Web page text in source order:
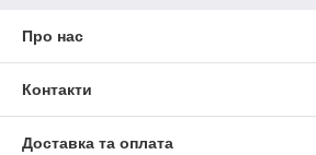
Про нас
Контакти
Доставка та оплата